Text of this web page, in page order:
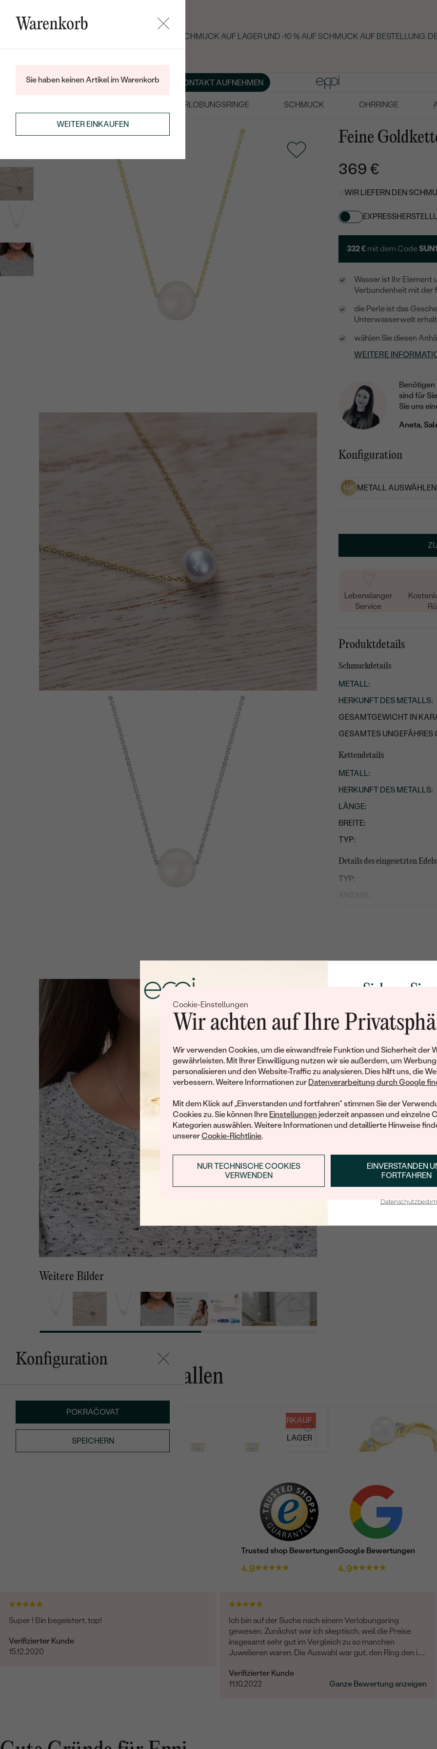
Cookie-Einstellungen
Wir achten auf Ihre
Wir verwenden Cookies, um die einwandfreie Funktion und Sicherheit der
gewährleisten. Mit Ihrer Einwilligung nutzen wir sie außerdem, um Werbung
personalisieren und den Website-Traffic zu analysieren. Dies hilft uns, die
verbessern. Weitere Informationen zur Datenverarbeitung durch Google
Mit dem Klick auf „Einverstanden und fortfahren" stimmen Sie der
Cookies zu. Sie können Ihre Einstellungen jederzeit anpassen und einzelne
Kategorien auswählen. Weitere Informationen und detaillierte Hinweise
unsererCookie-Richtlinie.
EINVERSTANDEN
FORTFAHREN
NUR TECHNISCHE COOKIES
VERWENDEN
SOMMER-BLACK-FRIDAY: -25 % AUF SCHMUCK AUF LAGER UND -10 % AUF SCHMUCK AUF BESTELLUNG.
ÜBER UNS MAGAZINSCHMUCK NACH MASS KONTAKT AUFNEHMEN
VERLOBUNGSRINGE SCHMUCK OHRRINGE
ANHÄNGER / KETTENPERLENKETTEN
Weitere Bilder
Feine
369 €
WIR LIEFERN DEN
332 € mit dem Code
Wasser ist Ihr Element
Verbundenheit mit
die Perle ist das
Unterwasserwelt
wählen Sie diesen
WEITERE
Benötigen
sind für
Sie uns
Aneta,
Konfiguration
14K METALL
Lebenslanger
Service
Produktdetails
Schmuckdetails
METALL:
HERKUNFT DES METALLS:
GESAMTGEWICHT IN
GESAMTES UNGEFÄHRES
Kettendetails
METALL:
HERKUNFT DES METALLS:
LÄNGE:
BREITE:
TYP:
Details des eingesetzten
TYP:
ANZAHL:
FORM:
Konfiguration
POKRAČOVAT
SPEICHERN
Das könnte Ihnen gefallen
Abira
AUF LAGER € 299 € 277
VERKAUF
AUF LAGER
von € 499
Trusted shop Bewertungen
4.9
Google Bewertungen
4.9
Super ! Bin begeistert, top!
Verifizierter Kunde
15.12.2020
Ich bin auf der Suche nach einem Verlobungsring
gewesen. Zunächst war ich skeptisch, weil die Preise
insgesamt sehr gut im Vergleich zu so manchen
Juwelieren waren. Die Auswahl war gut, den Ring den ich
Kontakt mit dem wohl besten Kundenservice, den ich je
erlebt habe (Frau Benesova). Fragen wurden schnell
Verifizierter Kunde
11.10.2022
Ganze Bewertung anzeigen
Warenkorb
Sie haben keinen Artikel im Warenkorb
WEITER EINKAUFEN
Sichern Sie
Rabatt auf
Werden Sie Teil
und entdecken Sie die
gefertigten Schmucks
Ihren ersten
ANMELDEN &
E-Mail-Adresse je bei uns in